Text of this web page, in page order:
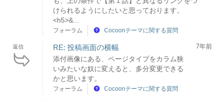
けられるようにしたいと思っております。
<h5>&...
フォーラム Cocoonテーマに関する質問
返信 RE: 投稿画面の横幅
添付画像にある、ページタイプをカラム狭
いみたいな奴に変えると、多分変更できる
かと思います。
7年前
フォーラム Cocoonテーマに関する質問